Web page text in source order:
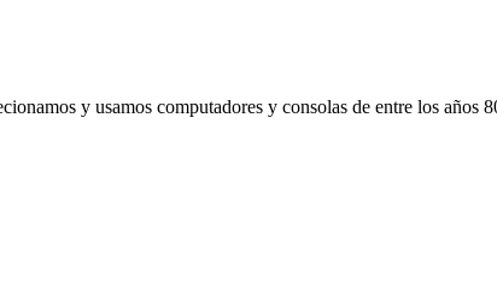
y usamos computadores y consolas de entre los años